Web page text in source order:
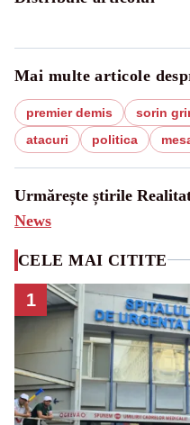
Mai multe articole
premier demis sorin
atacuri
politica
Urmărește știrile
News
CELE MAI CITITE
1